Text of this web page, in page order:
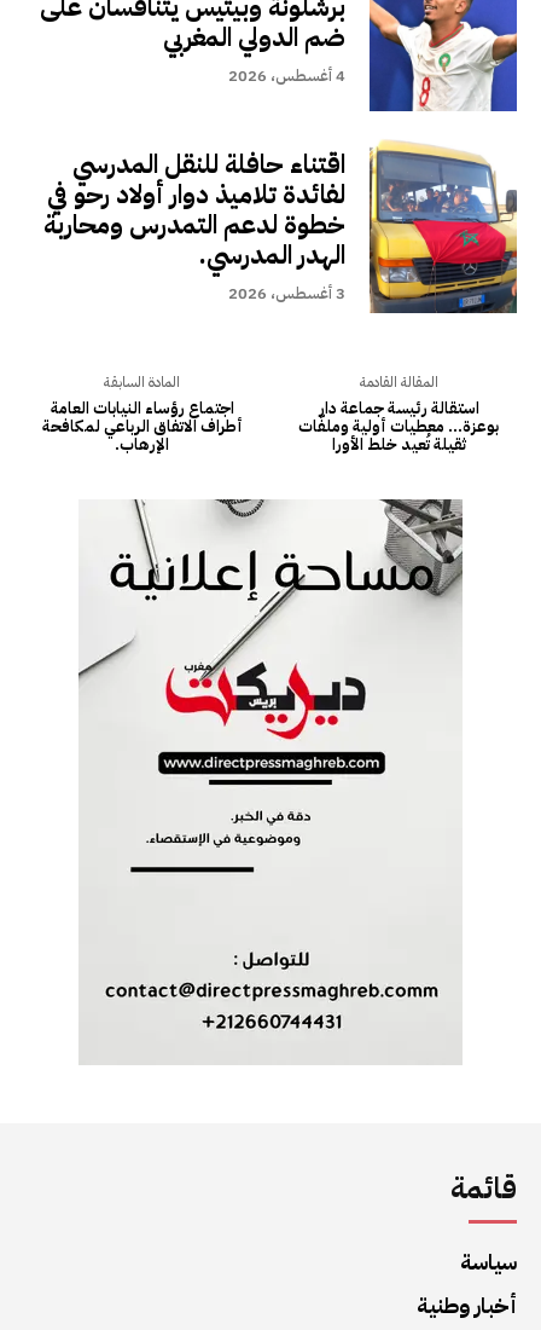
قائمة
سياسة
أخبار وطنية